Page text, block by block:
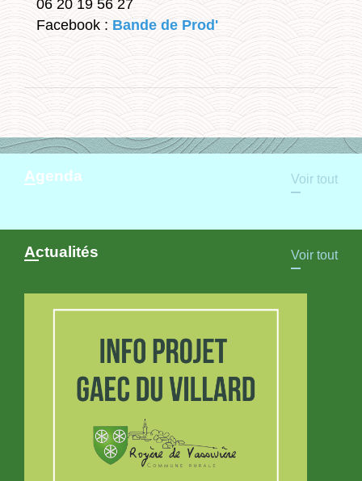
06 20 19 56 27
Facebook : Bande de Prod'
Agenda Voir tout
Actualités Voir tout